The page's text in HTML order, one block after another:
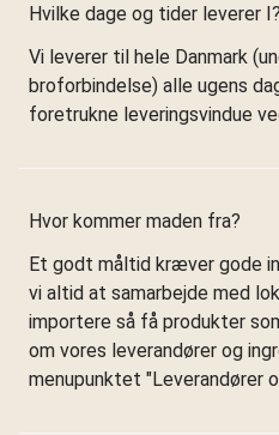
Hvilke dage og tider leverer I?
Vi leverer til hele Danmark
broforbindelse) alle ugens
foretrukne leveringsvindue
Hvor kommer maden fra?
Et godt måltid kræver gode
vi altid at samarbejde med
importere så få produkter
om vores leverandører og
menupunktet "Leverandører